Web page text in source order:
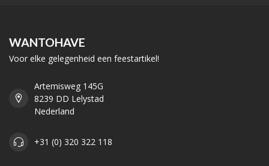
WANTOHAVE
Voor elke gelegenheid een feestartikel!
Artemisweg 145G
8239 DD Lelystad
Nederland
+31 (0) 320 322 118